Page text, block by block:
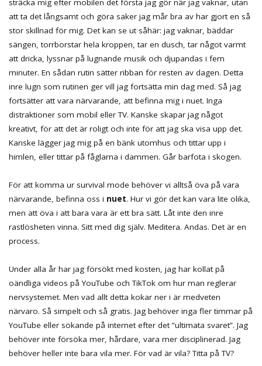
att ta det långsamt och göra saker jag mår bra av har gjort en så
stor skillnad för mig. Det kan se ut såhär: jag vaknar, bäddar
sängen, torrborstar hela kroppen, tar en dusch, tar något varmt
att dricka, lyssnar på lugnande musik och djupandas i fem
minuter. En sådan rutin sätter ribban för resten av dagen. Detta
inre lugn som rutinen ger vill jag fortsätta min dag med. Så jag
fortsätter att vara närvarande, att befinna mig i nuet. Inga
distraktioner som mobil eller TV. Kanske skapar jag något
kreativt, för att det är roligt och inte för att jag ska visa upp det.
Kanske lägger jag mig på en bänk utomhus och tittar upp i
himlen, eller tittar på fåglarna i dammen. Går barfota i skogen.
För att komma ur survival mode behöver vi alltså öva på vara
närvarande, befinna oss i nuet. Hur vi gör det kan vara lite olika,
men att öva i att bara vara är ett bra sätt. Låt inte den inre
rastlösheten vinna. Sitt med dig själv. Meditera. Andas. Det är en
process.
Under alla år har jag försökt med kosten, jag har kollat på
oändliga videos på YouTube och TikTok om hur man reglerar
nervsystemet. Men vad allt detta kokar ner i är medveten
närvaro. Så simpelt och så gratis. Jag behöver inga fler timmar på
YouTube eller sökande på internet efter det ”ultimata svaret”. Jag
behöver inte försöka mer, hårdare, vara mer disciplinerad. Jag
behöver heller inte bara vila mer. För vad är vila? Titta på TV?